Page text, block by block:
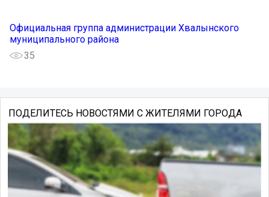
Официальная группа администрации Хвалынского
муниципального района
35
ПОДЕЛИТЕСЬ НОВОСТЯМИ С ЖИТЕЛЯМИ ГОРОДА